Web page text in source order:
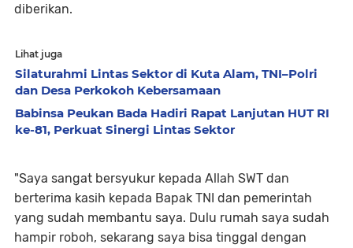
diberikan.
Lihat juga
Silaturahmi Lintas Sektor di Kuta Alam, TNI–Polri
dan Desa Perkokoh Kebersamaan
Babinsa Peukan Bada Hadiri Rapat Lanjutan HUT RI
ke-81, Perkuat Sinergi Lintas Sektor
"Saya sangat bersyukur kepada Allah SWT dan
berterima kasih kepada Bapak TNI dan pemerintah
yang sudah membantu saya. Dulu rumah saya sudah
hampir roboh, sekarang saya bisa tinggal dengan